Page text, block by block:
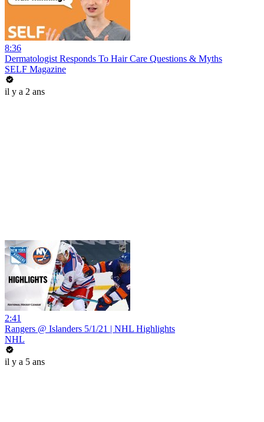
8:36
Dermatologist Responds To Hair Care Questions & Myths
SELF Magazine
il y a 2 ans
2:41
Rangers @ Islanders 5/1/21 | NHL Highlights
NHL
il y a 5 ans